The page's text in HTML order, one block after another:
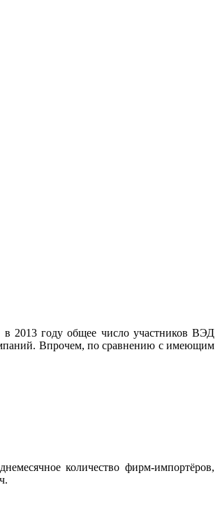
2013 году общее число участников ВЭД
Впрочем, по сравнению с имеющим
количество фирм-импортёров,